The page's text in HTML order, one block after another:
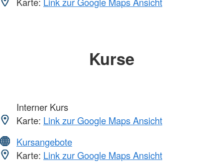
Kurse
Interner Kurs
Karte: Link zur Google Maps Ansicht
Kursangebote
Karte: Link zur Google Maps Ansicht